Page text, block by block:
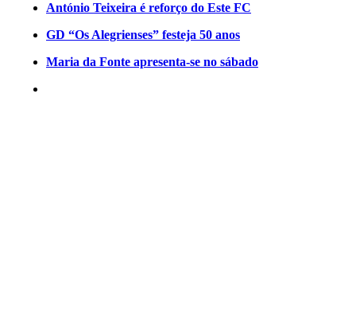
António Teixeira é reforço do Este FC
GD “Os Alegrienses” festeja 50 anos
Maria da Fonte apresenta-se no sábado